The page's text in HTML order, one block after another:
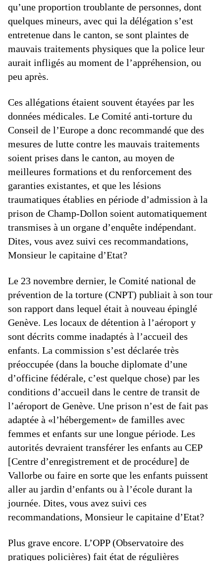
qu’une proportion troublante de personnes, dont
quelques mineurs, avec qui la délégation s’est
entretenue dans le canton, se sont plaintes de
mauvais traitements physiques que la police leur
aurait infligés au moment de l’appréhension, ou
peu après.
Ces allégations étaient souvent étayées par les
données médicales. Le Comité anti-torture du
Conseil de l’Europe a donc recommandé que des
mesures de lutte contre les mauvais traitements
soient prises dans le canton, au moyen de
meilleures formations et du renforcement des
garanties existantes, et que les lésions
traumatiques établies en période d’admission à la
prison de Champ-Dollon soient automatiquement
transmises à un organe d’enquête indépendant.
Dites, vous avez suivi ces recommandations,
Monsieur le capitaine d’Etat?
Le 23 novembre dernier, le Comité national de
prévention de la torture (CNPT) publiait à son tour
son rapport dans lequel était à nouveau épinglé
Genève. Les locaux de détention à l’aéroport y
sont décrits comme inadaptés à l’accueil des
enfants. La commission s’est déclarée très
préoccupée (dans la bouche diplomate d’une
d’officine fédérale, c’est quelque chose) par les
conditions d’accueil dans le centre de transit de
l’aéroport de Genève. Une prison n’est de fait pas
adaptée à «l’hébergement» de familles avec
femmes et enfants sur une longue période. Les
autorités devraient transférer les enfants au CEP
[Centre d’enregistrement et de procédure] de
Vallorbe ou faire en sorte que les enfants puissent
aller au jardin d’enfants ou à l’école durant la
journée. Dites, vous avez suivi ces
recommandations, Monsieur le capitaine d’Etat?
Plus grave encore. L’OPP (Observatoire des
pratiques policières) fait état de régulières